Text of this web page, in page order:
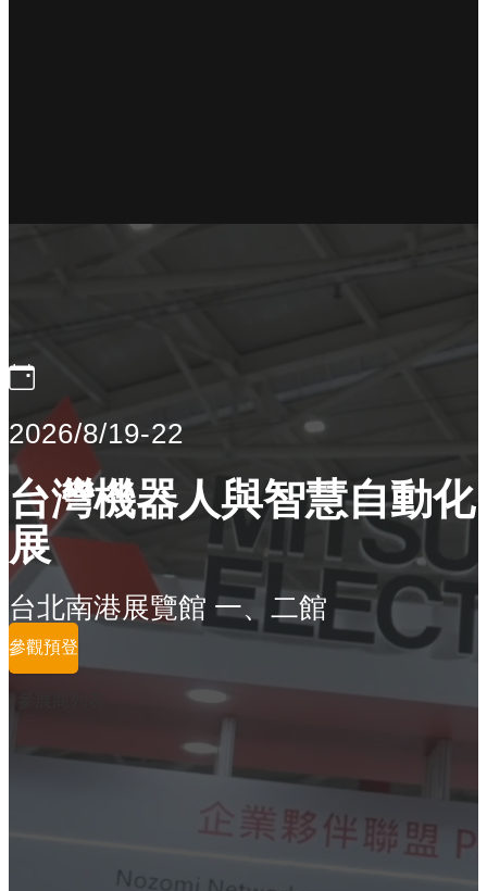
2026/8/19-22
台灣機器人與智慧自動化
展
台北南港展覽館 一、二館
參觀預登